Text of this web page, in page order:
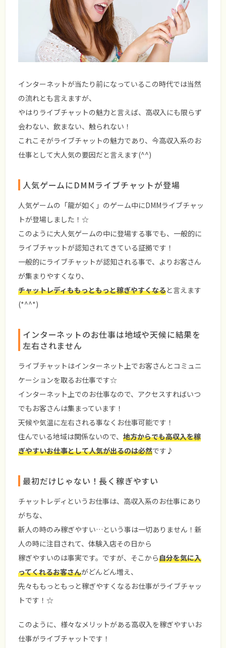
インターネットが当たり前になっているこの時代では当然
の流れとも言えますが、
やはりライブチャットの魅力と言えば、高収入にも限らず
会わない、飲まない、触られない！
これこそがライブチャットの魅力であり、今高収入系のお
仕事として大人気の要因だと言えます(^^)
人気ゲームにDMMライブチャットが登場
人気ゲームの「龍が如く」のゲーム中にDMMライブチャッ
トが登場しました！☆
このように大人気ゲームの中に登場する事でも、一般的に
ライブチャットが認知されてきている証拠です！
一般的にライブチャットが認知される事で、よりお客さん
が集まりやすくなり、
チャットレディももっともっと稼ぎやすくなると言えます
(*^^*)
インターネットのお仕事は地域や天候に結果を
左右されません
ライブチャットはインターネット上でお客さんとコミュニ
ケーションを取るお仕事です☆
インターネット上でのお仕事なので、アクセスすればいつ
でもお客さんは集まっています！
天候や気温に左右される事なくお仕事可能です！
住んでいる地域は関係ないので、地方からでも高収入を稼
ぎやすいお仕事として人気が出るのは必然です♪
最初だけじゃない！長く稼ぎやすい
チャットレディというお仕事は、高収入系のお仕事にあり
がちな、
新人の時のみ稼ぎやすい…という事は一切ありません！新
人の時に注目されて、体験入店その日から
稼ぎやすいのは事実です。ですが、そこから自分を気に入
ってくれるお客さんがどんどん増え、
先々ももっともっと稼ぎやすくなるお仕事がライブチャッ
トです！☆
このように、様々なメリットがある高収入を稼ぎやすいお
仕事がライブチャットです！